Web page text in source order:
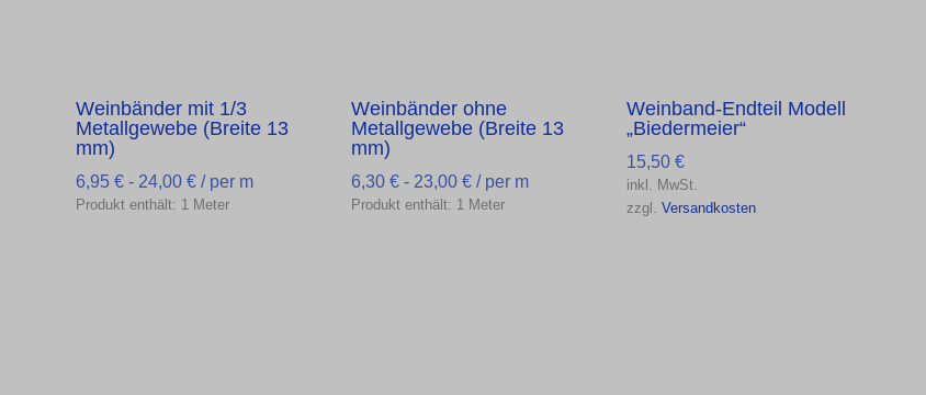
Weinbänder mit 1/3
Metallgewebe (Breite 13
mm)
6,95€ - 24,00€ / per m
Produkt enthält: 1 Meter
Weinbänder ohne
Metallgewebe (Breite 13
mm)
6,30€ - 23,00€ / per m
Produkt enthält: 1 Meter
Weinband-Endteil Modell
„Biedermeier“
15,50€
inkl. MwSt.
zzgl.Versandkosten